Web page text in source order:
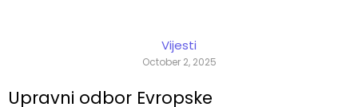
Vijesti
October 2, 2025
Upravni odbor Evropske